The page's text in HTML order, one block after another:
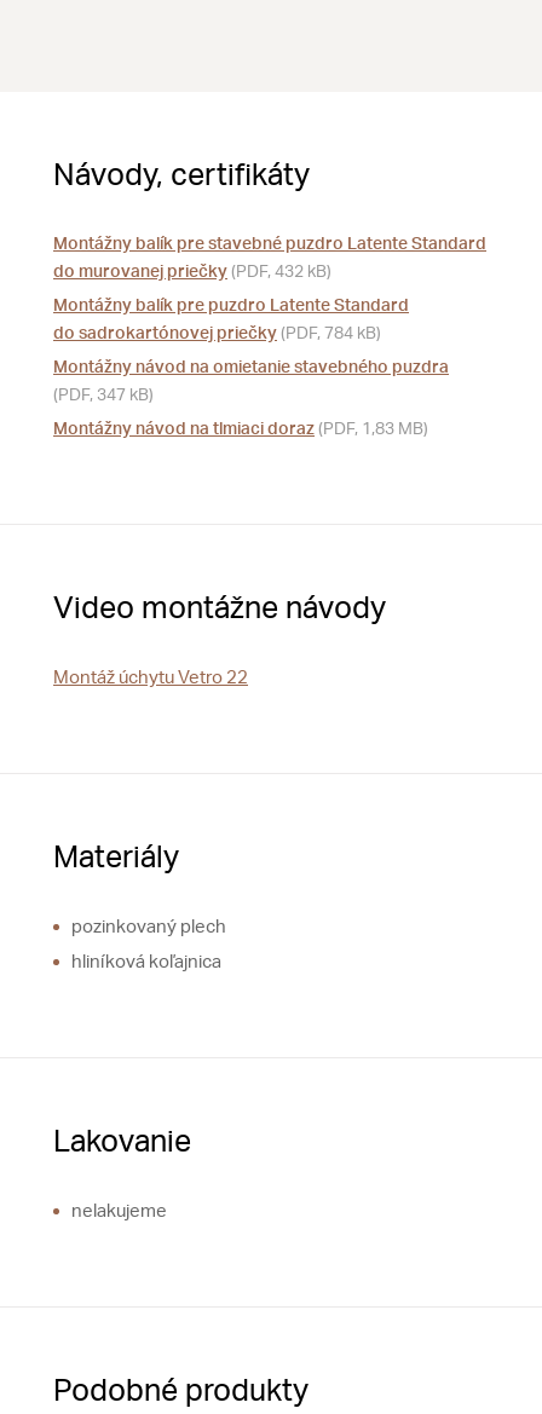
Návody, certifikáty
Montážny balík pre stavebné puzdro Latente Standard
do murovanej priečky (PDF, 432 kB)
Montážny balík pre puzdro Latente Standard
do sadrokartónovej priečky (PDF, 784 kB)
Montážny návod na omietanie stavebného puzdra
(PDF, 347 kB)
Montážny návod na tlmiaci doraz (PDF, 1,83 MB)
Video montážne návody
Montáž úchytu Vetro 22
Materiály
pozinkovaný plech
hliníková koľajnica
Lakovanie
nelakujeme
Podobné produkty